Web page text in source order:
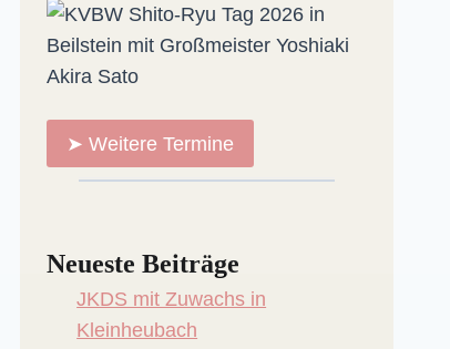
➤ Weitere Termine
Neueste Beiträge
JKDS mit Zuwachs in
Kleinheubach